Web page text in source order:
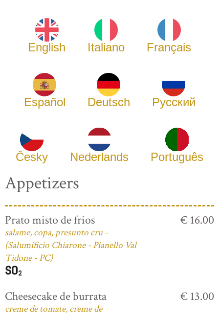
English Italiano Français
Español Deutsch Русский
Česky Nederlands Português
Appetizers
Prato misto de frios
salame, copa, presunto cru -
(Salumificio Chiarone - Pianello Val
Tidone - PC)
€ 16.00
Cheesecake de burrata
creme de tomate, creme de
€ 13.00